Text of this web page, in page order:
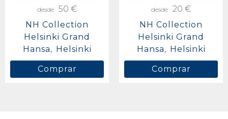
desde 50 €
NH Collection
Helsinki Grand
Hansa
Helsinki
Comprar
desde 20 €
NH Collection
Helsinki Grand
Hansa
Helsinki
Comprar